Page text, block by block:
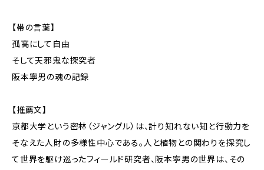
【帯の言葉】
孤高にして自由
そして天邪鬼な探究者
阪本寧男の魂の記録
【推薦文】
京都大学という密林（ジャングル）は、計り知れない知と行動力を
そなえた人財の多様性中心である。人と植物との関わりを探究し
て世界を駆け巡ったフィールド研究者、阪本寧男の世界は、その